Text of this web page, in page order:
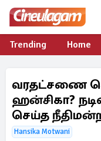
Trending Home
வரதட்சணை
ஹன்சிகா?
செய்த
Hansika Motwani